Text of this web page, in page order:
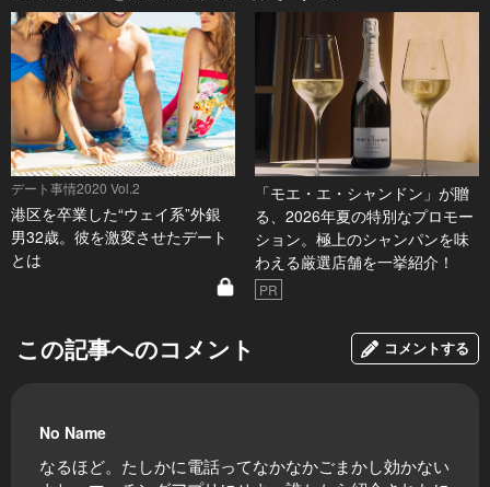
デート事情2020 Vol.2
港区を卒業した“ウェイ系”外銀
男32歳。彼を激変させたデート
とは
「モエ・エ・シャンドン」が贈
る、2026年夏の特別なプロモー
ション。極上のシャンパンを味
わえる厳選店舗を一挙紹介！
PR
この記事へのコメント コメントする
No Name
なるほど。たしかに電話ってなかなかごまかし効かない